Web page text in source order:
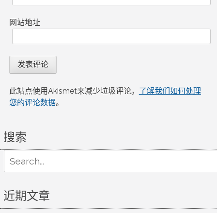
网站地址
此站点使用Akismet来减少垃圾评论。 了解我们如何处理
您的评论数据。
搜索
for:
近期文章